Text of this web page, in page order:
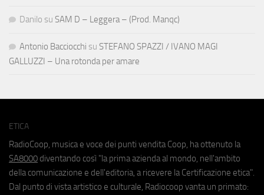
Danilo su SAM D – Leggera – (Prod. Manqc)
Antonio Bacciocchi su STEFANO SPAZZI / IVANO MAGI
GALLUZZI – Una rotonda per amare
ETICA
RadioCoop, musica e voce dei punti vendita Coop, ha ottenuto la
SA8000 diventando così "la prima azienda al mondo, nell'ambito
della comunicazione e dell'editoria, a ricevere la Certificazione etica".
Dal punto di vista artistico e culturale, Radiocoop vanta un primato: